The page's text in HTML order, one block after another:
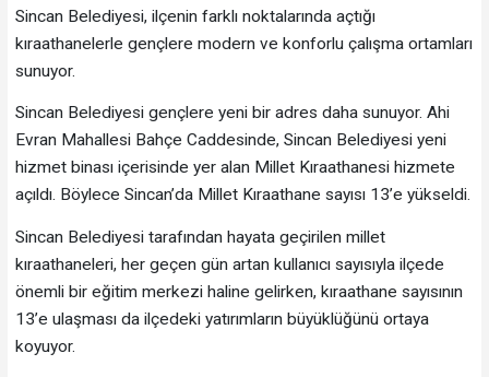
Sincan Belediyesi, ilçenin farklı noktalarında açtığı
kıraathanelerle gençlere modern ve konforlu çalışma ortamları
sunuyor.
Sincan Belediyesi gençlere yeni bir adres daha sunuyor. Ahi
Evran Mahallesi Bahçe Caddesinde, Sincan Belediyesi yeni
hizmet binası içerisinde yer alan Millet Kıraathanesi hizmete
açıldı. Böylece Sincan’da Millet Kıraathane sayısı 13’e yükseldi.
Sincan Belediyesi tarafından hayata geçirilen millet
kıraathaneleri, her geçen gün artan kullanıcı sayısıyla ilçede
önemli bir eğitim merkezi haline gelirken, kıraathane sayısının
13’e ulaşması da ilçedeki yatırımların büyüklüğünü ortaya
koyuyor.